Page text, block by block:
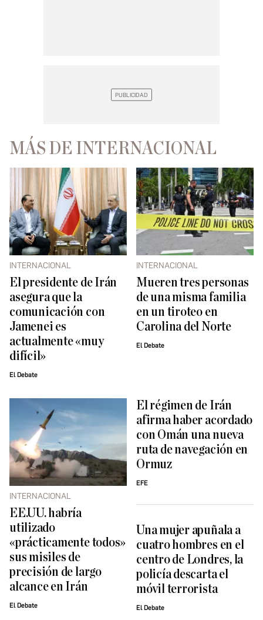
MÁS DE INTERNACIONAL
INTERNACIONAL
El presidente de Irán
asegura que la
comunicación con
Jamenei es
actualmente «muy
difícil»
El Debate
INTERNACIONAL
Mueren tres personas
de una misma familia
en un tiroteo en
Carolina del Norte
El Debate
INTERNACIONAL
EE.UU. habría
utilizado
«prácticamente todos»
sus misiles de
precisión de largo
alcance en Irán
El Debate
El régimen de Irán
afirma haber acordado
con Omán una nueva
ruta de navegación en
Ormuz
EFE
Una mujer apuñala a
cuatro hombres en el
centro de Londres, la
policía descarta el
móvil terrorista
El Debate